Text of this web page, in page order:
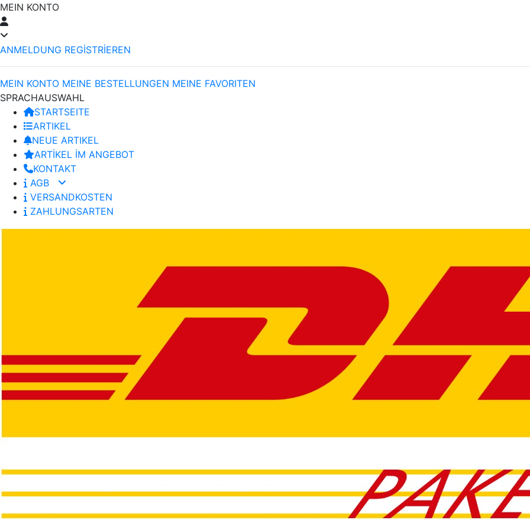
MEIN KONTO
ANMELDUNG REGİSTRİEREN
MEIN KONTO MEINE BESTELLUNGEN MEINE FAVORITEN
SPRACHAUSWAHL
STARTSEITE
ARTIKEL
NEUE ARTIKEL
ARTİKEL İM ANGEBOT
KONTAKT
AGB
VERSANDKOSTEN
ZAHLUNGSARTEN